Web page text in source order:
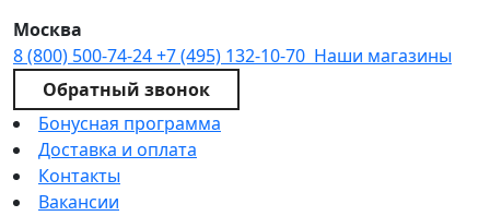
Москва
8 (800) 500-74-24+7 (495) 132-10-70 Наши магазины
Обратный звонок
Бонусная программа
Доставка и оплата
Контакты
Вакансии